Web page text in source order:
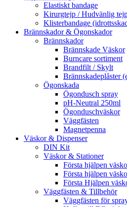
Elastiskt bandage
Kirurgtejp / Hudvänlig
Klisterbandage
Brännskador & Ögonskador
Brännskador
Brännskade Väskor
Burncare sortiment
Brandfilt / Skylt
Brännskadeplåster
Ögonskada
Ögondusch spray
pH-Neutral 250ml
Ögonduschväskor
Väggfästen
Magnetpenna
Väskor & Dispenser
DIN Kit
Väskor & Stationer
Första hjälpen
Första hjälpen
Första Hjälpen
Väggfästen & Tillbehör
Väggfästen för